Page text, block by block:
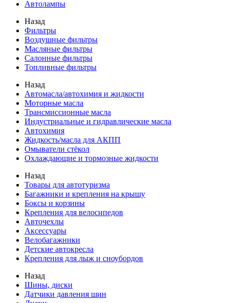
Автолампы
Назад
Фильтры
Воздушные фильтры
Масляные фильтры
Салонные фильтры
Топливные фильтры
Назад
Автомасла/автохимия и жидкости
Моторные масла
Трансмиссионные масла
Индустриальные и гидравлические масла
Автохимия
Жидкость/масла для АКПП
Омыватели стёкол
Охлаждающие и тормозные жидкости
Назад
Товары для автотуризма
Багажники и крепления на крышу
Боксы и корзины
Крепления для велосипедов
Авточехлы
Аксессуары
Велобагажники
Детские автокресла
Крепления для лыж и сноубордов
Назад
Шины, диски
Датчики давления шин